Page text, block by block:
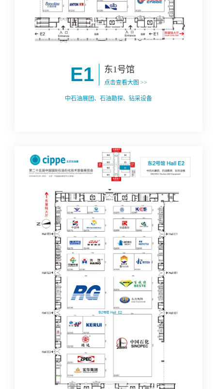
E1 东1号馆
点击查看大图 >>
中石油展团、石油勘探、钻采设备